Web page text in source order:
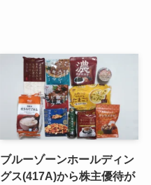
ブルーゾーンホールディン
グス(417A)から株主優待が